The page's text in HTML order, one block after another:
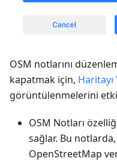
OSM notlarını
kapatmak için, Haritayı
görüntülenmelerini
OSM Notları
sağlar. Bu
OpenStreetMap